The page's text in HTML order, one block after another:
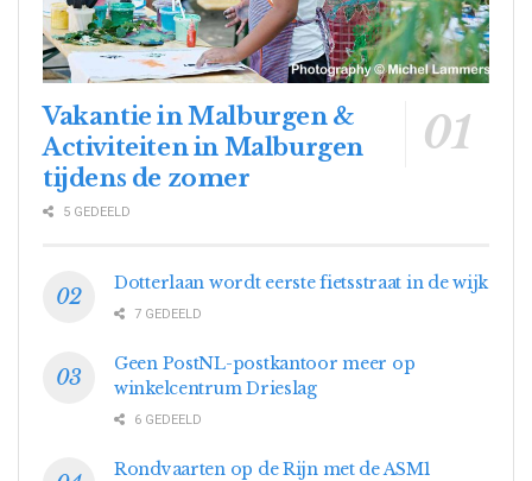
Vakantie in Malburgen &
Activiteiten in Malburgen
tijdens de zomer
5 GEDEELD
Dotterlaan wordt eerste fietsstraat in de wijk
7 GEDEELD
Geen PostNL-postkantoor meer op
winkelcentrum Drieslag
6 GEDEELD
Rondvaarten op de Rijn met de ASM1